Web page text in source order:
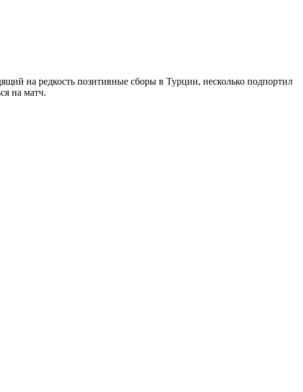
на редкость позитивные сборы в Турции, несколько подпортил
на матч.